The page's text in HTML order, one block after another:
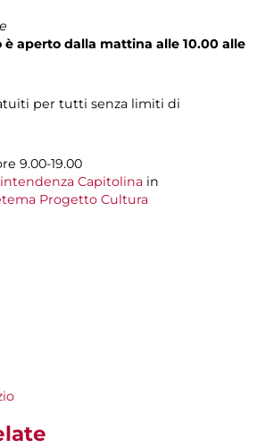
è aperto dalla mattina alle 10.00 alle
per tutti senza limiti di
9.00-19.00
Capitolina in
Progetto Cultura